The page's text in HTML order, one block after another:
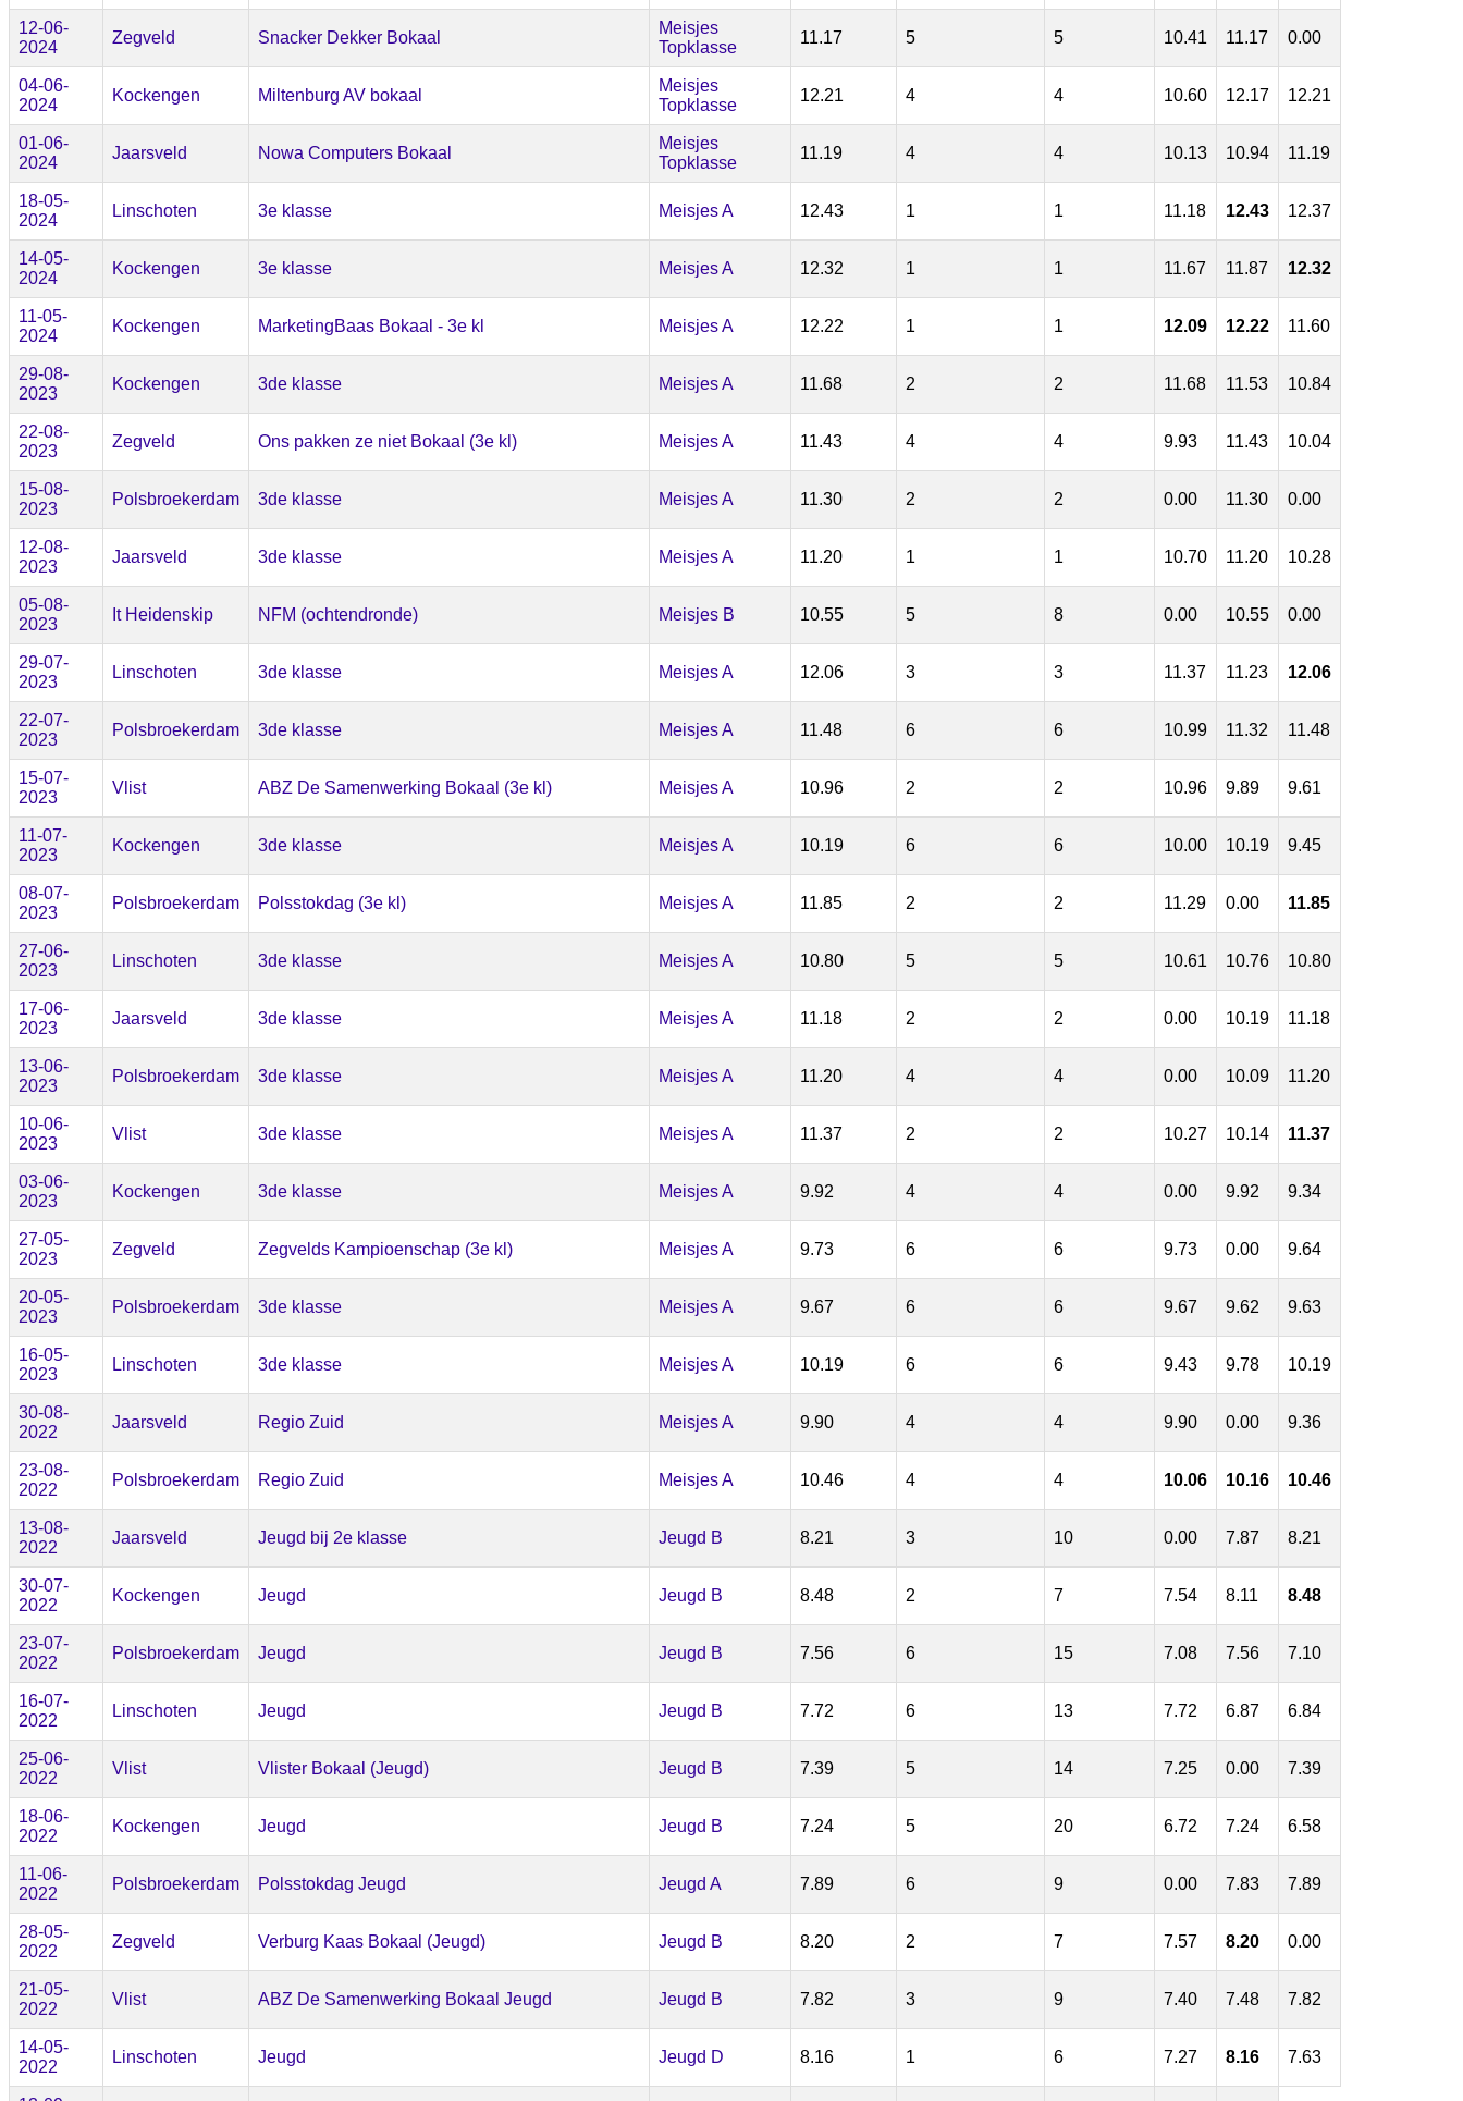
12-06-
2024
Zegveld Snacker Dekker Bokaal
Meisjes
Topklasse
11.17 5 5 10.41 11.17 0.00
04-06-
2024
Kockengen Miltenburg AV bokaal
Meisjes
Topklasse
12.21 4 4 10.60 12.17 12.21
01-06-
2024
Jaarsveld Nowa Computers Bokaal
Meisjes
Topklasse
11.19 4 4 10.13 10.94 11.19
18-05-
2024
Linschoten 3e klasse Meisjes A 12.43 1 1 11.18 12.43 12.37
14-05-
2024
Kockengen 3e klasse Meisjes A 12.32 1 1 11.67 11.87 12.32
11-05-
2024
Kockengen MarketingBaas Bokaal - 3e kl Meisjes A 12.22 1 1 12.09 12.22 11.60
29-08-
2023
Kockengen 3de klasse Meisjes A 11.68 2 2 11.68 11.53 10.84
22-08-
2023
Zegveld Ons pakken ze niet Bokaal (3e kl) Meisjes A 11.43 4 4 9.93 11.43 10.04
15-08-
2023
Polsbroekerdam 3de klasse Meisjes A 11.30 2 2 0.00 11.30 0.00
12-08-
2023
Jaarsveld 3de klasse Meisjes A 11.20 1 1 10.70 11.20 10.28
05-08-
2023
It Heidenskip NFM (ochtendronde) Meisjes B 10.55 5 8 0.00 10.55 0.00
29-07-
2023
Linschoten 3de klasse Meisjes A 12.06 3 3 11.37 11.23 12.06
22-07-
2023
Polsbroekerdam 3de klasse Meisjes A 11.48 6 6 10.99 11.32 11.48
15-07-
2023
Vlist ABZ De Samenwerking Bokaal (3e kl) Meisjes A 10.96 2 2 10.96 9.89 9.61
11-07-
2023
Kockengen 3de klasse Meisjes A 10.19 6 6 10.00 10.19 9.45
08-07-
2023
Polsbroekerdam Polsstokdag (3e kl) Meisjes A 11.85 2 2 11.29 0.00 11.85
27-06-
2023
Linschoten 3de klasse Meisjes A 10.80 5 5 10.61 10.76 10.80
17-06-
2023
Jaarsveld 3de klasse Meisjes A 11.18 2 2 0.00 10.19 11.18
13-06-
2023
Polsbroekerdam 3de klasse Meisjes A 11.20 4 4 0.00 10.09 11.20
10-06-
2023
Vlist 3de klasse Meisjes A 11.37 2 2 10.27 10.14 11.37
03-06-
2023
Kockengen 3de klasse Meisjes A 9.92 4 4 0.00 9.92 9.34
27-05-
2023
Zegveld Zegvelds Kampioenschap (3e kl) Meisjes A 9.73 6 6 9.73 0.00 9.64
20-05-
2023
Polsbroekerdam 3de klasse Meisjes A 9.67 6 6 9.67 9.62 9.63
16-05-
2023
Linschoten 3de klasse Meisjes A 10.19 6 6 9.43 9.78 10.19
30-08-
2022
Jaarsveld Regio Zuid Meisjes A 9.90 4 4 9.90 0.00 9.36
23-08-
2022
Polsbroekerdam Regio Zuid Meisjes A 10.46 4 4 10.06 10.16 10.46
13-08-
2022
Jaarsveld Jeugd bij 2e klasse Jeugd B 8.21 3 10 0.00 7.87 8.21
30-07-
2022
Kockengen Jeugd Jeugd B 8.48 2 7 7.54 8.11 8.48
23-07-
2022
Polsbroekerdam Jeugd Jeugd B 7.56 6 15 7.08 7.56 7.10
16-07-
2022
Linschoten Jeugd Jeugd B 7.72 6 13 7.72 6.87 6.84
25-06-
2022
Vlist Vlister Bokaal (Jeugd) Jeugd B 7.39 5 14 7.25 0.00 7.39
18-06-
2022
Kockengen Jeugd Jeugd B 7.24 5 20 6.72 7.24 6.58
11-06-
2022
Polsbroekerdam Polsstokdag Jeugd Jeugd A 7.89 6 9 0.00 7.83 7.89
28-05-
2022
Zegveld Verburg Kaas Bokaal (Jeugd) Jeugd B 8.20 2 7 7.57 8.20 0.00
21-05-
2022
Vlist ABZ De Samenwerking Bokaal Jeugd Jeugd B 7.82 3 9 7.40 7.48 7.82
14-05-
2022
Linschoten Jeugd Jeugd D 8.16 1 6 7.27 8.16 7.63